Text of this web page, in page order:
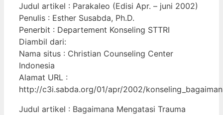
Judul artikel : Parakaleo (Edisi Apr. – juni 2002)
Penulis : Esther Susabda, Ph.D.
Penerbit : Departement Konseling STTRI
Diambil dari:
Nama situs : Christian Counseling Center
Indonesia
Alamat URL :
http://c3i.sabda.org/01/apr/2002/
Judul artikel : Bagaimana Mengatasi Trauma